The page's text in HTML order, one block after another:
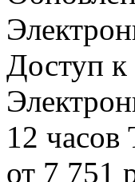
Доступ
12 часов
от 7 751